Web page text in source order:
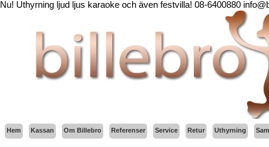
Nu! Uthyrning ljud ljus karaoke och även festvilla! 08-6400880
Hem Kassan Om Billebro Referenser Service Retur Uthyrning